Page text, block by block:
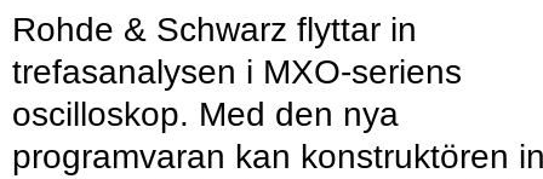
Rohde & Schwarz flyttar in
trefasanalysen i MXO-seriens
oscilloskop. Med den nya
programvaran kan konstruktören